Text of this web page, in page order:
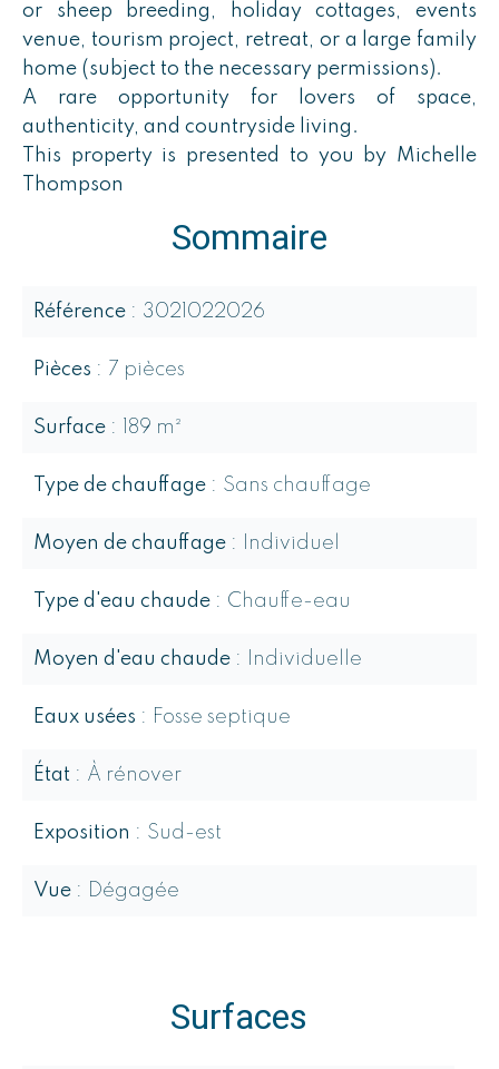
or sheep breeding, holiday cottages, events
venue, tourism project, retreat, or a large family
home (subject to the necessary permissions).
A rare opportunity for lovers of space,
authenticity, and countryside living.
This property is presented to you by Michelle
Thompson
Sommaire
Référence 3021022026
Pièces 7 pièces
Surface 189 m²
Type de chauffage Sans chauffage
Moyen de chauffage Individuel
Type d'eau chaude Chauffe-eau
Moyen d'eau chaude Individuelle
Eaux usées Fosse septique
État À rénover
Exposition Sud-est
Vue Dégagée
Surfaces